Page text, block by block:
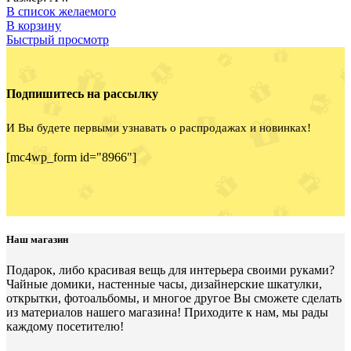
В список желаемого
В корзину
Быстрый просмотр
Подпишитесь на рассылку
И Вы будете первыми узнавать о распродажах и новинках!
[mc4wp_form id="8966"]
Наш магазин
Подарок, либо красивая вещь для интерьера своими руками?
Чайные домики, настенные часы, дизайнерские шкатулки,
открытки, фотоальбомы, и многое другое Вы сможете сделать
из материалов нашего магазина! Приходите к нам, мы рады
каждому посетителю!